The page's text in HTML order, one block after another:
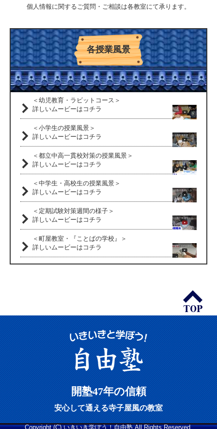
個人情報に関するご質問・ご相談は各教室にて承ります。
各授業風景
＜幼児教育・ラビットコース＞
詳しいムービーはコチラ
＜小学生の授業風景＞
詳しいムービーはコチラ
＜都立中高一貫校対策の授業風景＞
詳しいムービーはコチラ
＜中学生・高校生の授業風景＞
詳しいムービーはコチラ
＜定期試験対策週間の様子＞
詳しいムービーはコチラ
＜町屋教室・『ことばの学校』＞
詳しいムービーはコチラ
開塾47年の信頼
安心して通える寺子屋風の教室
Copyright (C) いきいき学ぼう！自由塾 All Rights Reserved.